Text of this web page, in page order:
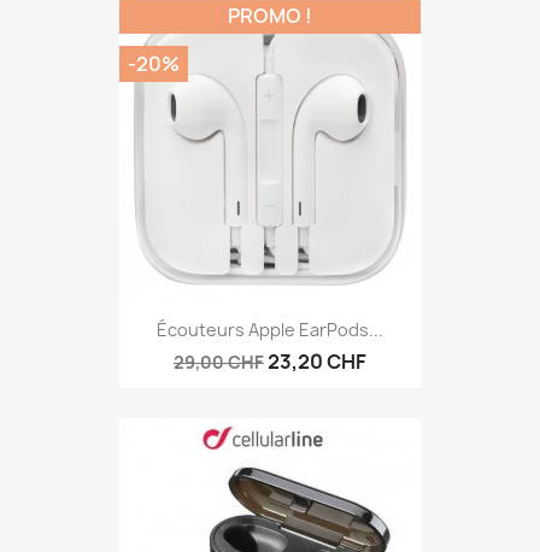
Écouteurs Apple EarPods...
29,00 CHF23,20 CHF
PROMO !
-20%